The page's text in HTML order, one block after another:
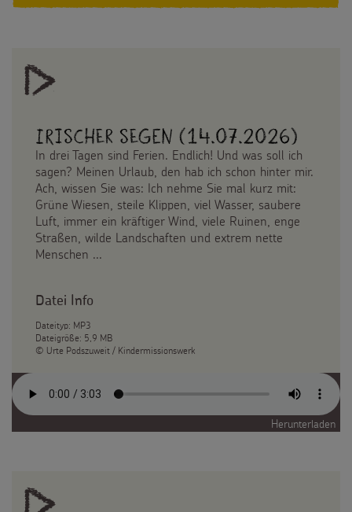
Irischer Segen (14.07.2026)
In drei Tagen sind Ferien. Endlich! Und was soll ich
sagen? Meinen Urlaub, den hab ich schon hinter mir.
Ach, wissen Sie was: Ich nehme Sie mal kurz mit:
Grüne Wiesen, steile Klippen, viel Wasser, saubere
Luft, immer ein kräftiger Wind, viele Ruinen, enge
Straßen, wilde Landschaften und extrem nette
Menschen ...
Datei Info
Dateityp: MP3
Dateigröße: 5,9 MB
© Urte Podszuweit / Kindermissionswerk
Herunterladen